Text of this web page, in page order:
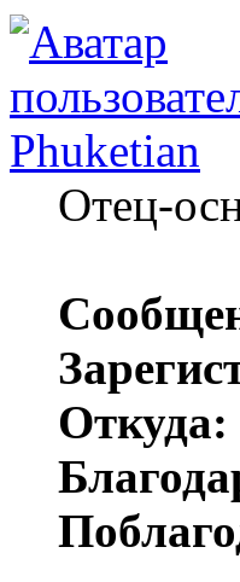
Phuketian
Отец-
Откуда: